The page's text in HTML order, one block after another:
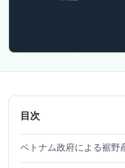
目次
ベトナム政府による裾野